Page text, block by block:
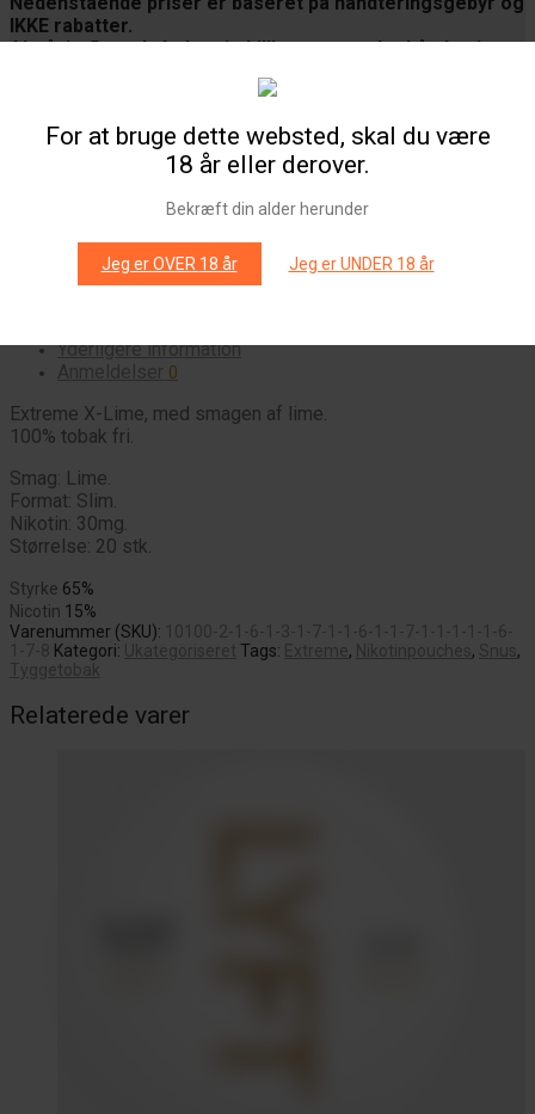
For at bruge dette websted, skal du være
18 år eller derover.
Bekræft din alder herunder
Jeg er OVER 18 år Jeg er UNDER 18 år
IKKE rabatter.
Altså, jo flere du køber, jo billigere, grundet håndtering.
Ikke på lager
Email me when available
Yderligere information
0
Extreme X-Lime, med smagen af lime.
100% tobak fri.
Smag: Lime.
Format: Slim.
Nikotin: 30mg.
Størrelse: 20 stk.
Styrke 65%
Nicotin 15%
Varenummer (SKU):
Kategori: Tags: , ,
,
Relaterede varer